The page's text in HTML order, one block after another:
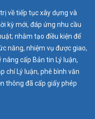
về tiếp tục xây dựng và
kỳ mới, đáp ứng nhu cầu
nhằm tạo điều kiện để
năng, nhiệm vụ được giao,
cấp Bản tin Lý luận,
chí Lý luận, phê bình văn
thông đã cấp giấy phép